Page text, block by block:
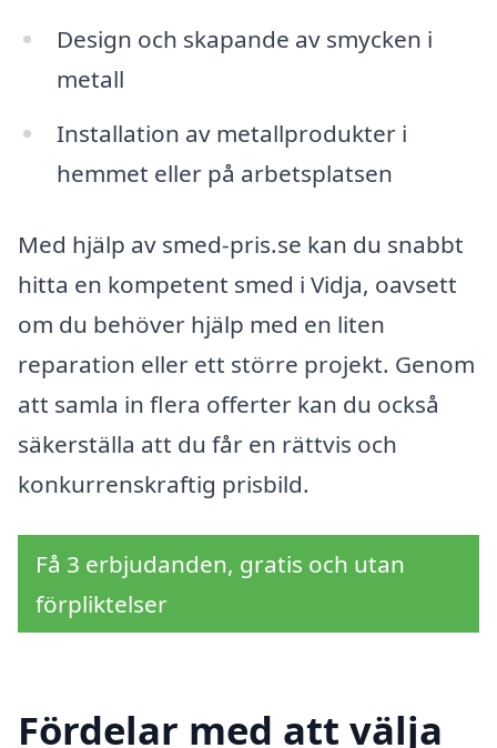
Design och skapande av smycken i
metall
Installation av metallprodukter i
hemmet eller på arbetsplatsen
Med hjälp av smed-pris.se kan du snabbt
hitta en kompetent smed i Vidja, oavsett
om du behöver hjälp med en liten
reparation eller ett större projekt. Genom
att samla in flera offerter kan du också
säkerställa att du får en rättvis och
konkurrenskraftig prisbild.
Få 3 erbjudanden, gratis och utan
förpliktelser
Fördelar med att välja